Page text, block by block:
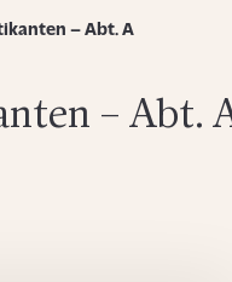
– Abt. A
– Abt.